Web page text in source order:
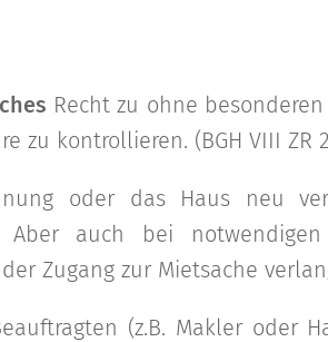
Recht zu ohne
zu kontrollieren. (BGH VIII ZR
oder das Haus neu
auch bei
Zugang zur Mietsache
(z.B. Makler oder